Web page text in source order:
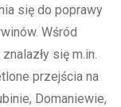
się do poprawy
Wśród
się m.in.
przejścia na
Domaniewie,